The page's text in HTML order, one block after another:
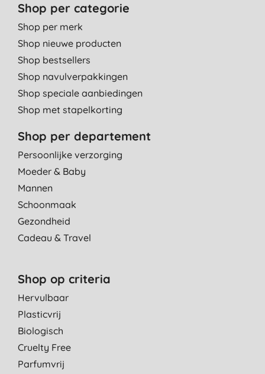
Shop per categorie
Shop per merk
Shop nieuwe producten
Shop bestsellers
Shop navulverpakkingen
Shop speciale aanbiedingen
Shop met stapelkorting
Shop per departement
Persoonlijke verzorging
Moeder & Baby
Mannen
Schoonmaak
Gezondheid
Cadeau & Travel
Shop op criteria
Hervulbaar
Plasticvrij
Biologisch
Cruelty Free
Parfumvrij